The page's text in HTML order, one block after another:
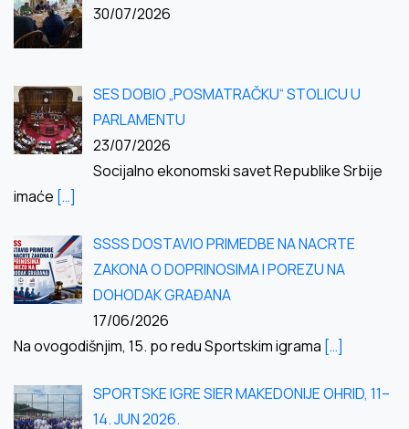
30/07/2026
SES DOBIO „POSMATRAČKU“ STOLICU U
PARLAMENTU
23/07/2026
Socijalno ekonomski savet Republike Srbije
imaće […]
SSSS DOSTAVIO PRIMEDBE NA NACRTE
ZAKONA O DOPRINOSIMA I POREZU NA
DOHODAK GRAĐANA
17/06/2026
Na ovogodišnjim, 15. po redu Sportskim igrama […]
SPORTSKE IGRE SIER MAKEDONIJE OHRID, 11–
14. JUN 2026.